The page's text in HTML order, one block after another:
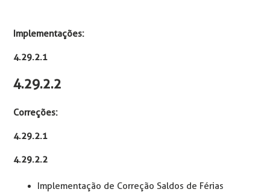
Implementações:
4.29.2.1
4.29.2.2
Correções:
4.29.2.1
4.29.2.2
Implementação de Correção Saldos de Férias